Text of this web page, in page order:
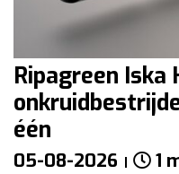
Ripagreen Iska
één
05-08-2026 1